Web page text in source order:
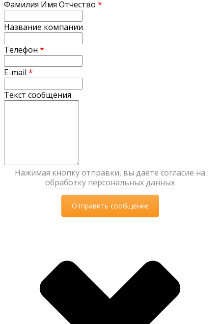
Фамилия Имя Отчество *
Название компании
Телефон *
E-mail *
Текст сообщения
Нажимая кнопку отправки, вы даете согласие на
обработку персональных данных